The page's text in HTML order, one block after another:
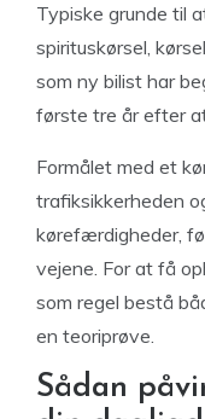
Typiske grunde til
spirituskørsel,
som ny bilist har
første tre år efter
Formålet med et
trafiksikkerheden
kørefærdigheder,
vejene. For at få
som regel bestå
en teoriprøve.
Sådan